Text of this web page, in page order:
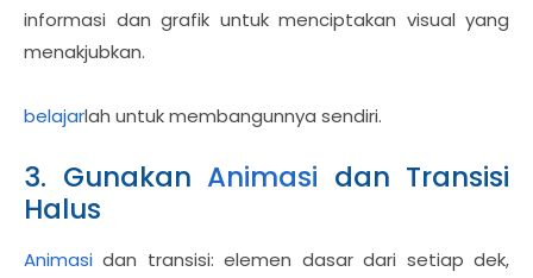
informasi dan grafik untuk menciptakan visual yang
menakjubkan.
belajarlah untuk membangunnya sendiri.
3. Gunakan Animasi dan Transisi
Halus
Animasi dan transisi: elemen dasar dari setiap dek,